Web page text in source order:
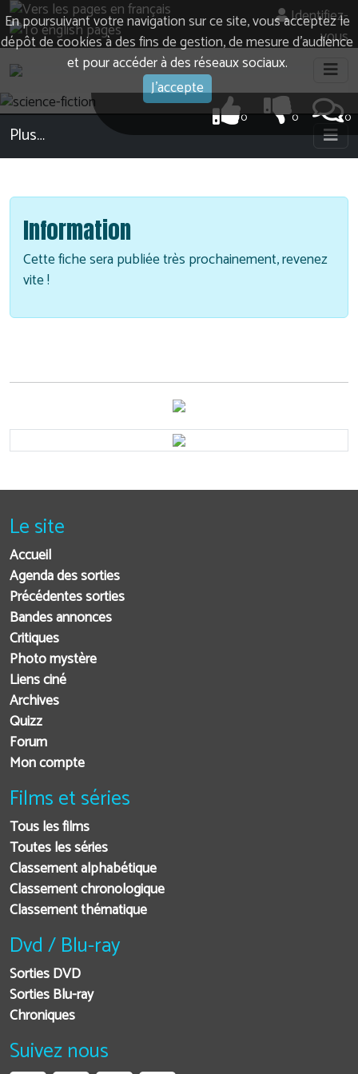
En poursuivant votre navigation sur ce site, vous acceptez le
dépôt de cookies à des fins de gestion, de mesure d’audience
et pour accéder à des réseaux sociaux.
J'accepte
Identifiez-
vous
0
0
0
Plus…
Information
Cette fiche sera publiée très prochainement, revenez
vite !
Le site
Accueil
Agenda des sorties
Précédentes sorties
Bandes annonces
Critiques
Photo mystère
Liens ciné
Archives
Quizz
Forum
Mon compte
Films et séries
Tous les films
Toutes les séries
Classement alphabétique
Classement chronologique
Classement thématique
Dvd / Blu-ray
Sorties DVD
Sorties Blu-ray
Chroniques
Suivez nous